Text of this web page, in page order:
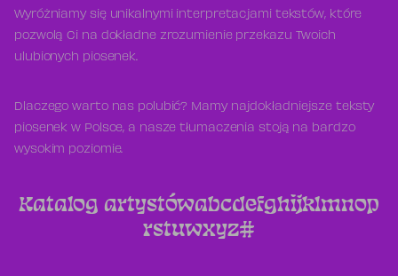
Wyróżniamy się unikalnymi interpretacjami tekstów, które
pozwolą Ci na dokładne zrozumienie przekazu Twoich
ulubionych piosenek.
Dlaczego warto nas polubić? Mamy najdokładniejsze teksty
piosenek w Polsce, a nasze tłumaczenia stoją na bardzo
wysokim poziomie.
Katalog artystówabcdefghijklmnop
rstuwxyz#